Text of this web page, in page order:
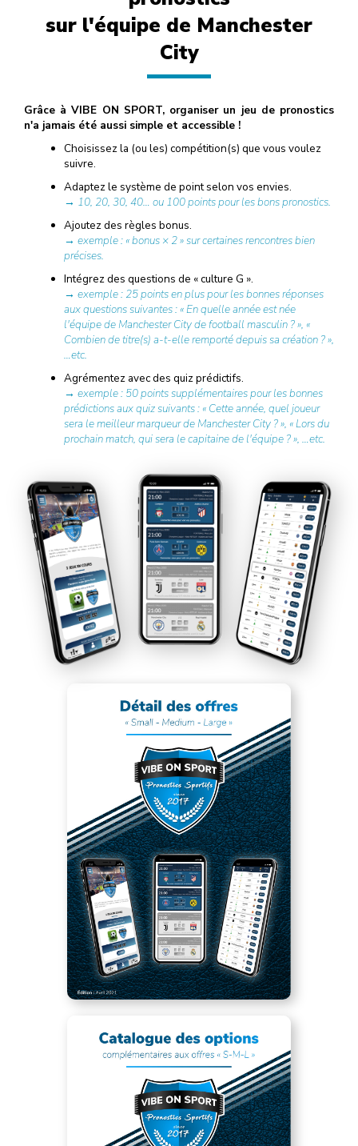
sur l'équipe de Manchester
City
Grâce à VIBE ON SPORT, organiser un jeu de pronostics
n'a jamais été aussi simple et accessible !
Choisissez la (ou les) compétition(s) que vous voulez
suivre.
Adaptez le système de point selon vos envies.
→ 10, 20, 30, 40… ou 100 points pour les bons pronostics.
Ajoutez des règles bonus.
→ exemple : « bonus × 2 » sur certaines rencontres bien
précises.
Intégrez des questions de « culture G ».
→ exemple : 25 points en plus pour les bonnes réponses
aux questions suivantes : « En quelle année est née
l'équipe de Manchester City de football masculin ? », «
Combien de titre(s) a-t-elle remporté depuis sa création ? »,
…etc.
Agrémentez avec des quiz prédictifs.
→ exemple : 50 points supplémentaires pour les bonnes
prédictions aux quiz suivants : « Cette année, quel joueur
sera le meilleur marqueur de Manchester City ? », « Lors du
prochain match, qui sera le capitaine de l'équipe ? », …etc.